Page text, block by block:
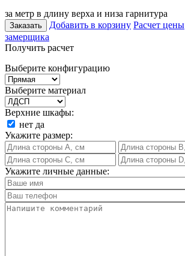
за метр в длину верха и низа гарнитура
Заказать Добавить в корзину Расчет цены
замерщика
Получить расчет
Выберите конфигурацию
Выберите материал
Верхние шкафы:
нет да
Укажите размер:
Укажите личные данные: